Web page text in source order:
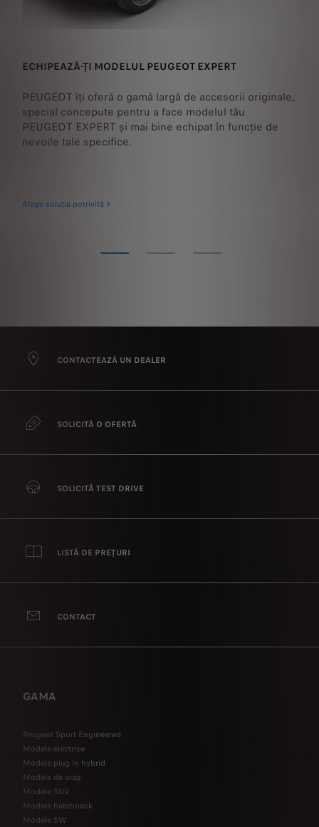
ECHIPEAZĂ-ȚI MODELUL PEUGEOT EXPERT
PEUGEOT îți oferă o gamă largă de accesorii originale,
special concepute pentru a face modelul tău
PEUGEOT EXPERT și mai bine echipat în funcție de
nevoile tale specifice.
Alege soluția potrivită
CONTACTEAZĂ UN DEALER
SOLICITĂ O OFERTĂ
SOLICITĂ TEST DRIVE
LISTĂ DE PREȚURI
CONTACT
GAMA
Peugeot Sport Engineered
Modele electrice
Modele plug-in hybrid
Modele de oraș
Modele SUV
Modele hatchback
Modele SW